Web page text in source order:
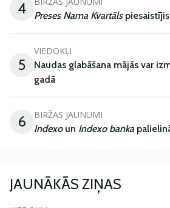
4
Preses Nama Kvartāls
5
VIEDOKĻI
Naudas glabāšana mājās var
gadā
6 BIRŽAS JAUNUMI
Indexoun Indexo banka
JAUNĀKĀS ZIŅAS